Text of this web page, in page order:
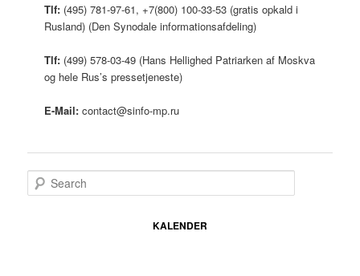
Tlf: (495) 781-97-61, +7(800) 100-33-53 (gratis opkald i
Rusland) (Den Synodale informationsafdeling)
Tlf: (499) 578-03-49 (Hans Hellighed Patriarken af Moskva
og hele Rus’s pressetjeneste)
E-Mail: contact@sinfo-mp.ru
e
KALENDER